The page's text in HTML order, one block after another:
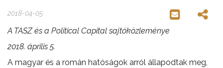
2018-04-05
A TASZ és a Political Capital sajtóközleménye
2018. április 5.
A magyar és a román hatóságok arról állapodtak meg,